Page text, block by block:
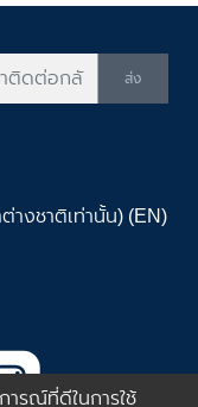
ส่ง
างชาติเท่านั้น) (EN)
ารณ์ที่ดีในการใช้